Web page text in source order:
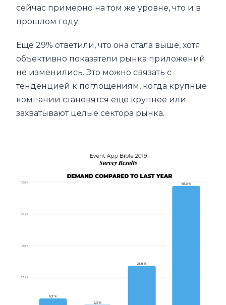
сейчас примерно на том же уровне, что и в
прошлом году.
Еще 29% ответили, что она стала выше, хотя
объективно показатели рынка приложений
не изменились. Это можно связать с
тенденцией к поглощениям, когда крупные
компании становятся еще крупнее или
захватывают целые сектора рынка.